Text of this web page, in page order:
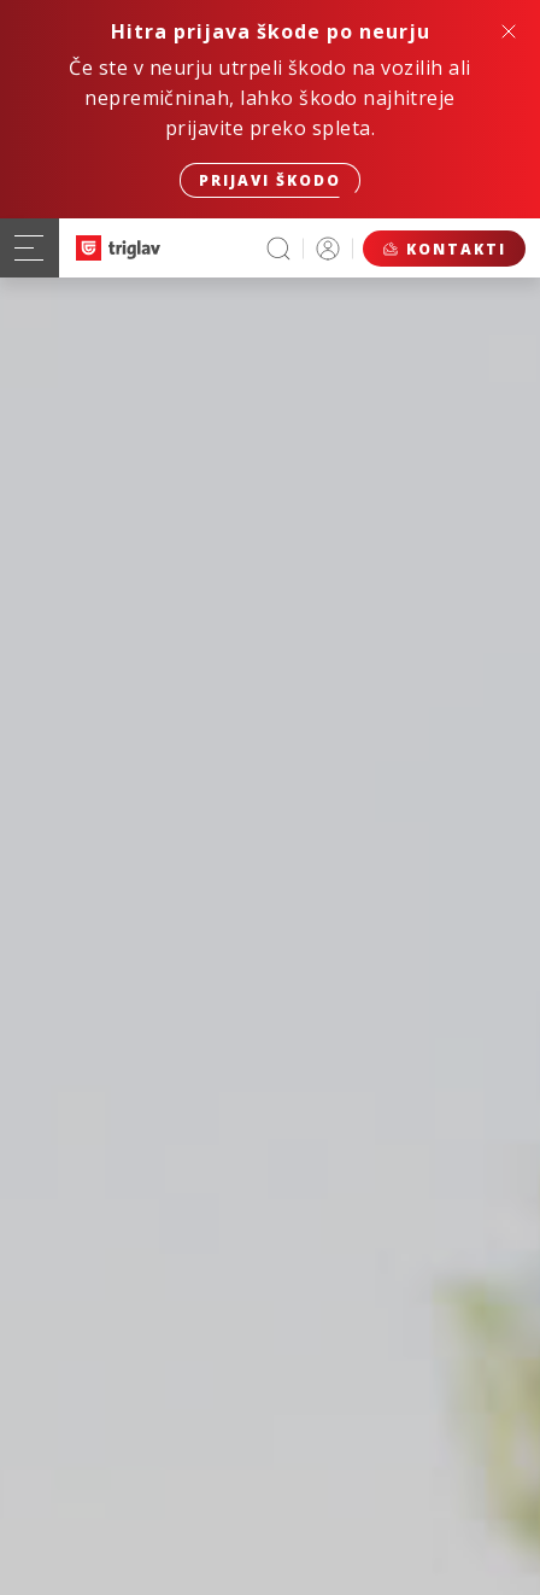
Hitra prijava škode po neurju
Če ste v neurju utrpeli škodo na vozilih ali
nepremičninah, lahko škodo najhitreje
prijavite preko spleta.
PRIJAVI ŠKODO
KONTAKTI